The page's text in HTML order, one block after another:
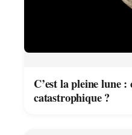
C’est la pleine lune
catastrophique ?